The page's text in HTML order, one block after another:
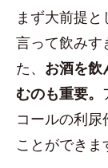
まず大前提と
言って飲みす
た、 お酒を飲
むのも重要。
コールの利
ことができま